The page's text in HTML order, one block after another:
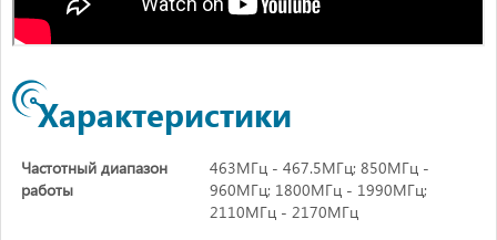
Характеристики
Частотный диапазон
работы
463МГц - 467.5МГц; 850МГц -
960МГц; 1800МГц - 1990МГц;
2110МГц - 2170МГц